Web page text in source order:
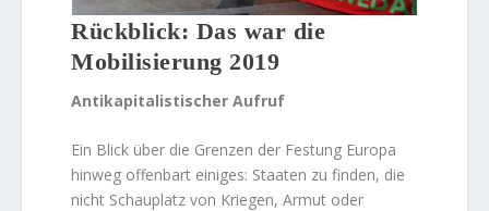
Rückblick: Das war die
Mobilisierung 2019
Antikapitalistischer Aufruf
Ein Blick über die Grenzen der Festung Europa
hinweg offenbart einiges: Staaten zu finden, die
nicht Schauplatz von Kriegen, Armut oder